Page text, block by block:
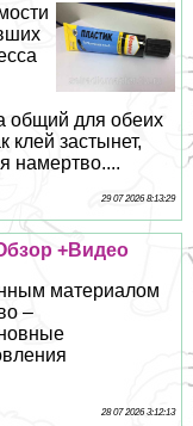
общий для обеих
клей застынет,
намертво....
29 07 2026 8:13:29
+Видео
материалом
–
28 07 2026 3:12:13